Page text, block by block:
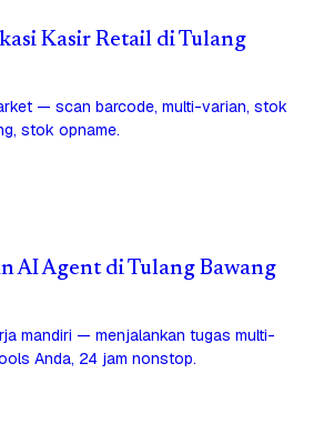
Kasir Retail di Tulang
— scan barcode, multi-varian, stok
stok opname.
AI Agent di Tulang Bawang
mandiri — menjalankan tugas multi-
Anda, 24 jam nonstop.